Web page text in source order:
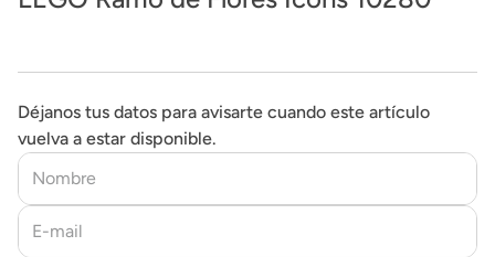
Déjanos tus datos para avisarte cuando este artículo
vuelva a estar disponible.